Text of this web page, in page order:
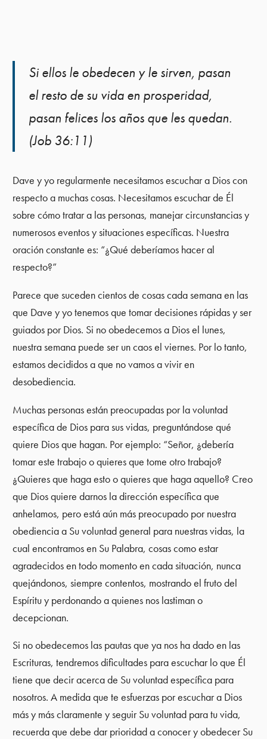
Si ellos le obedecen y le sirven, pasan
el resto de su vida en prosperidad,
pasan felices los años que les quedan.
(Job 36:11)
Dave y yo regularmente necesitamos escuchar a Dios con
respecto a muchas cosas. Necesitamos escuchar de Él
sobre cómo tratar a las personas, manejar circunstancias y
numerosos eventos y situaciones específicas. Nuestra
oración constante es: “¿Qué deberíamos hacer al
respecto?”
Parece que suceden cientos de cosas cada semana en las
que Dave y yo tenemos que tomar decisiones rápidas y ser
guiados por Dios. Si no obedecemos a Dios el lunes,
nuestra semana puede ser un caos el viernes. Por lo tanto,
estamos decididos a que no vamos a vivir en
desobediencia.
Muchas personas están preocupadas por la voluntad
específica de Dios para sus vidas, preguntándose qué
quiere Dios que hagan. Por ejemplo: “Señor, ¿debería
tomar este trabajo o quieres que tome otro trabajo?
¿Quieres que haga esto o quieres que haga aquello? Creo
que Dios quiere darnos la dirección específica que
anhelamos, pero está aún más preocupado por nuestra
obediencia a Su voluntad general para nuestras vidas, la
cual encontramos en Su Palabra, cosas como estar
agradecidos en todo momento en cada situación, nunca
quejándonos, siempre contentos, mostrando el fruto del
Espíritu y perdonando a quienes nos lastiman o
decepcionan.
Si no obedecemos las pautas que ya nos ha dado en las
Escrituras, tendremos dificultades para escuchar lo que Él
tiene que decir acerca de Su voluntad específica para
nosotros. A medida que te esfuerzas por escuchar a Dios
más y más claramente y seguir Su voluntad para tu vida,
recuerda que debe dar prioridad a conocer y obedecer Su